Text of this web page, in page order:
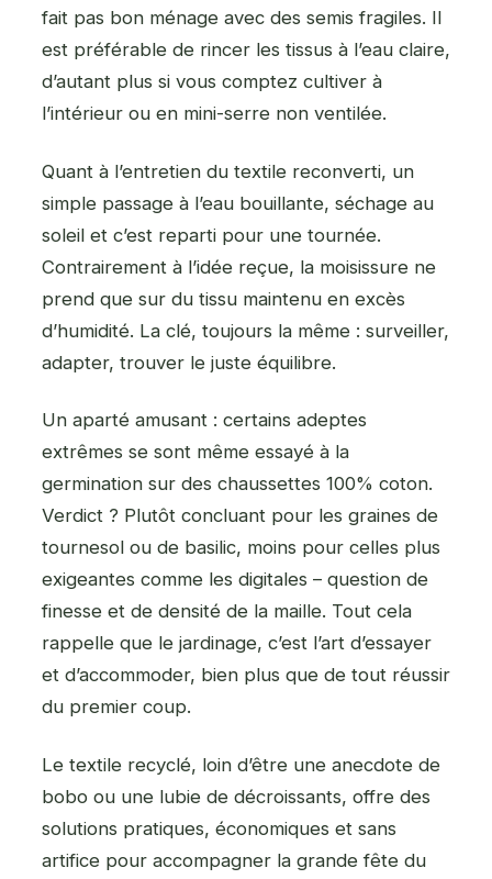
fait pas bon ménage avec des semis fragiles. Il
est préférable de rincer les tissus à l’eau claire,
d’autant plus si vous comptez cultiver à
l’intérieur ou en mini-serre non ventilée.
Quant à l’entretien du textile reconverti, un
simple passage à l’eau bouillante, séchage au
soleil et c’est reparti pour une tournée.
Contrairement à l’idée reçue, la moisissure ne
prend que sur du tissu maintenu en excès
d’humidité. La clé, toujours la même : surveiller,
adapter, trouver le juste équilibre.
Un aparté amusant : certains adeptes
extrêmes se sont même essayé à la
germination sur des chaussettes 100% coton.
Verdict ? Plutôt concluant pour les graines de
tournesol ou de basilic, moins pour celles plus
exigeantes comme les digitales – question de
finesse et de densité de la maille. Tout cela
rappelle que le jardinage, c’est l’art d’essayer
et d’accommoder, bien plus que de tout réussir
du premier coup.
Le textile recyclé, loin d’être une anecdote de
bobo ou une lubie de décroissants, offre des
solutions pratiques, économiques et sans
artifice pour accompagner la grande fête du